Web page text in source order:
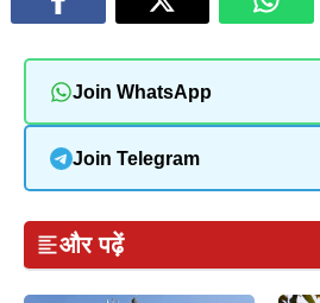
Join WhatsApp
Join Telegram
और पढ़ें